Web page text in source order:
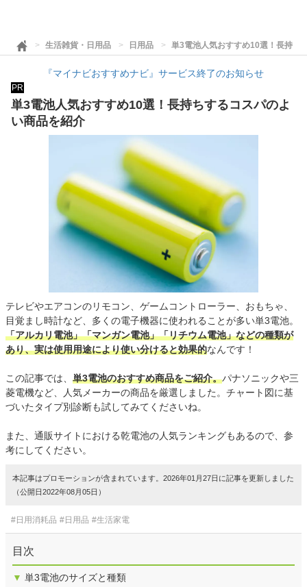
生活雑貨・日用品 日用品 単3電池人気おすすめ10選！長持ち
『マイナビおすすめナビ』サービス終了のお知らせ
PR
単3電池人気おすすめ10選！長持ちするコスパのよ
い商品を紹介
テレビやエアコンのリモコン、ゲームコントローラー、おもちゃ、
目覚まし時計など、多くの電子機器に使われることが多い単3電池。
「アルカリ電池」「マンガン電池」「リチウム電池」などの種類が
あり、実は使用用途により使い分けると効果的なんです！
この記事では、 単3電池のおすすめ商品をご紹介。パナソニックや三
菱電機など、人気メーカーの商品を厳選しました。チャート図に基
づいたタイプ別診断も試してみてくださいね。
また、通販サイトにおける乾電池の人気ランキングもあるので、参
考にしてください。
本記事はプロモーションが含まれています。2026年01月27日に記事を更新しました
（公開日2022年08月05日）
#日用消耗品 #日用品 #生活家電
目次
▼ 単3電池のサイズと種類